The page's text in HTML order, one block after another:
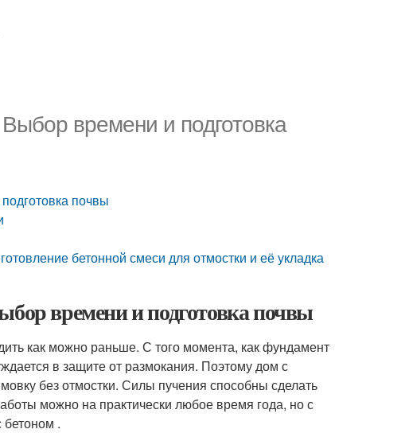
времени и подготовка
почвы
бетонной смеси для отмостки и её укладка
времени и подготовка почвы
как можно раньше. С того момента, как фундамент
в защите от размокания. Поэтому дом с
без отмостки. Силы пучения способны сделать
можно на практически любое время года, но с
.